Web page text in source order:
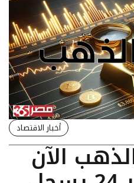
أخبار الاقتصاد
الآن